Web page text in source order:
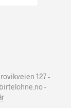
127 -
-